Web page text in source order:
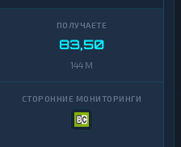
83,50
144 M